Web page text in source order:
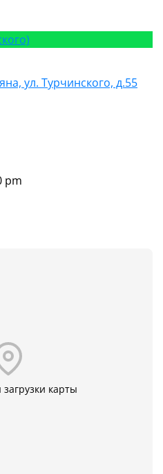
ул. Турчинского, д.55
pm
карты